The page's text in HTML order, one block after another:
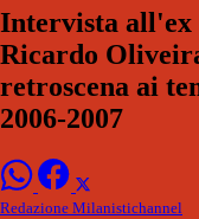
Intervista all'ex
Ricardo
retroscena ai
2006-2007
Redazione Milanistichannel